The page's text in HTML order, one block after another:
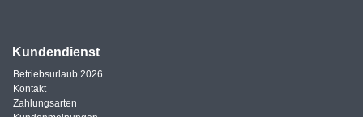
Kundendienst
Betriebsurlaub 2026
Kontakt
Zahlungsarten